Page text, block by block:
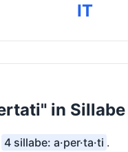
IT
in Sillabe
4 sillabe: a·per·ta·ti .